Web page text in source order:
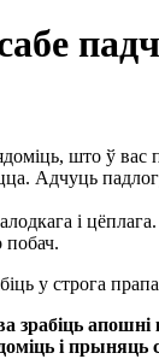
што ў вас
Адчуць
і цёплага.
побач.
у строга
зрабіць
і прыняць